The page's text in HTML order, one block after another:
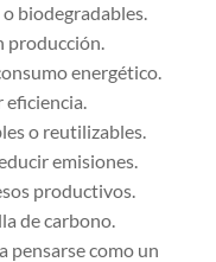
biodegradables.
producción.
energético.
o reutilizables.
emisiones.
productivos.
de carbono.
pensarse como un